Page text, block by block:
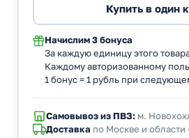
Начислим 3 бонуса
За каждую единицу этого
Каждому авторизованному
1 бонус = 1 рубль при
Самовывоз из ПВЗ:м.
Доставка по Москве и области